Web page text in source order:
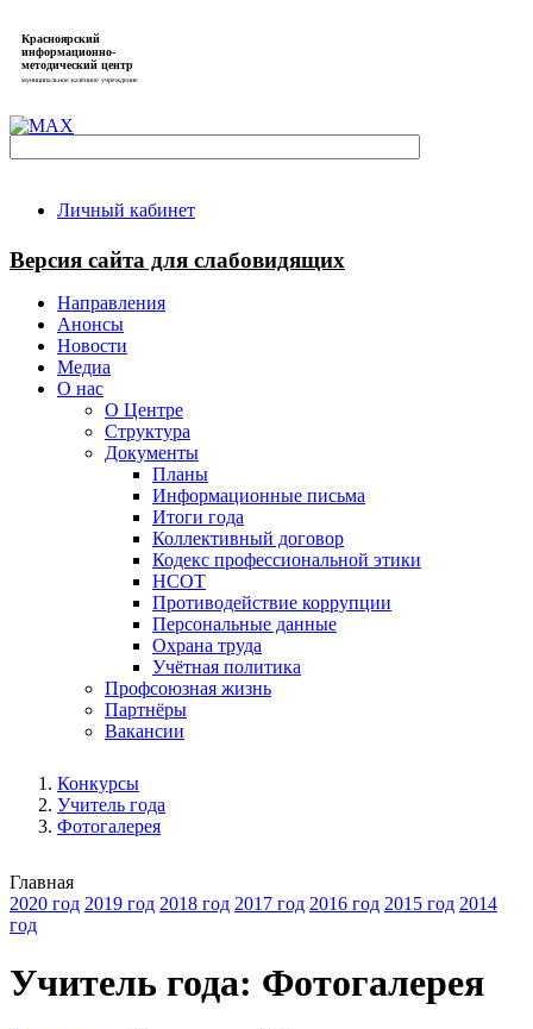
Красноярский
информационно-
методический центр
муниципальное казённое учреждение
Личный кабинет
Версия сайта для слабовидящих
Направления
Анонсы
Новости
Медиа
О нас
О Центре
Структура
Документы
Планы
Информационные письма
Итоги года
Коллективный договор
Кодекс профессиональной этики
НСОТ
Противодействие коррупции
Персональные данные
Охрана труда
Учётная политика
Профсоюзная жизнь
Партнёры
Вакансии
Конкурсы
Учитель года
Фотогалерея
Главная
2020 год 2019 год 2018 год 2017 год 2016 год 2015 год 2014
год
Учитель года: Фотогалерея